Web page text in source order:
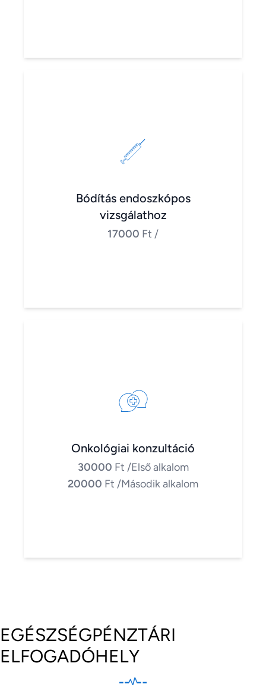
Bódítás endoszkópos
vizsgálathoz
17000 Ft /
Onkológiai konzultáció
30000 Ft /Első alkalom
20000 Ft /Második alkalom
EGÉSZSÉGPÉNZTÁRI
ELFOGADÓHELY